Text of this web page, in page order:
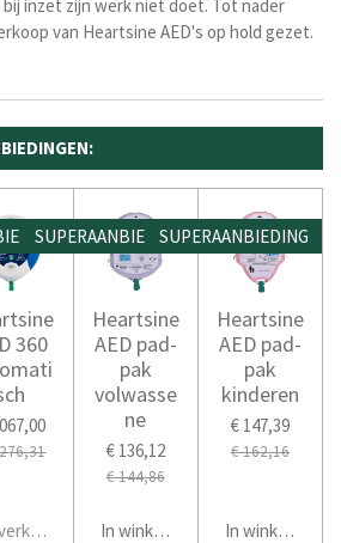
inzet zijn werk niet doet. Tot nader
van Heartsine AED's op hold gezet.
360
SUPERAANBIEDING
Heartsine
AED pad-
pak
volwasse
ne
€ 136,12
€ 144,86
In winkelwagen
SUPERAANBIEDING
Heartsine
AED pad-
pak
kinderen
€ 147,39
€ 162,16
In winkelwagen